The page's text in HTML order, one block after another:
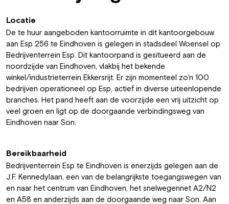
Locatie
De te huur aangeboden kantoorruimte in dit kantoorgebouw
aan Esp 256 te Eindhoven is gelegen in stadsdeel Woensel op
Bedrijventerrein Esp. Dit kantoorpand is gesitueerd aan de
noordzijde van Eindhoven, vlakbij het bekende
winkel/industrieterrein Ekkersrijt. Er zijn momenteel zo’n 100
bedrijven operationeel op Esp, actief in diverse uiteenlopende
branches. Het pand heeft aan de voorzijde een vrij uitzicht op
veel groen en ligt op de doorgaande verbindingsweg van
Eindhoven naar Son.
Bereikbaarheid
Bedrijventerrein Esp te Eindhoven is enerzijds gelegen aan de
J.F. Kennedylaan, een van de belangrijkste toegangswegen van
en naar het centrum van Eindhoven, het snelwegennet A2/N2
en A58 en anderzijds aan de doorgaande weg naar Son. Aan